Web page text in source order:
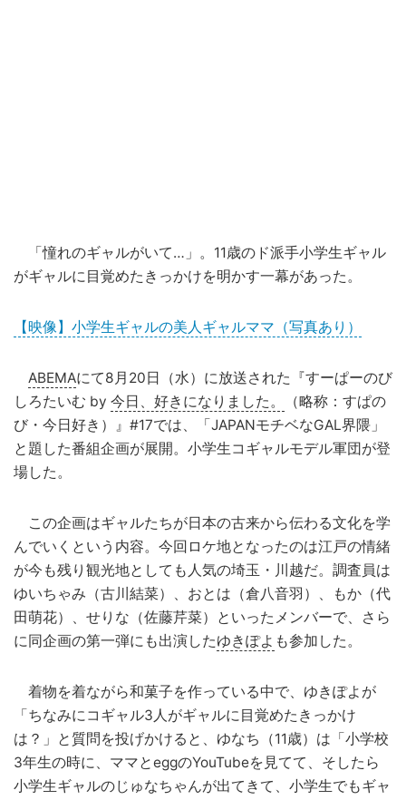
「憧れのギャルがいて…」。11歳のド派手小学生ギャル
がギャルに目覚めたきっかけを明かす一幕があった。
【映像】小学生ギャルの美人ギャルママ（写真あり）
ABEMAにて8月20日（水）に放送された『すーぱーのび
しろたいむ by 今日、好きになりました。
（略称：すぱの
び・今日好き）』#17では、「JAPANモチベなGAL界隈」
と題した番組企画が展開。小学生コギャルモデル軍団が登
場した。
この企画はギャルたちが日本の古来から伝わる文化を学
んでいくという内容。今回ロケ地となったのは江戸の情緒
が今も残り観光地としても人気の埼玉・川越だ。調査員は
ゆいちゃみ（古川結菜）、おとは（倉八音羽）、もか（代
田萌花）、せりな（佐藤芹菜）といったメンバーで、さら
に同企画の第一弾にも出演したゆきぽよ も参加した。
着物を着ながら和菓子を作っている中で、ゆきぽよが
「ちなみにコギャル3人がギャルに目覚めたきっかけ
は？」と質問を投げかけると、ゆなち（11歳）は「小学校
3年生の時に、ママとeggのYouTubeを見てて、そしたら
小学生ギャルのじゅなちゃんが出てきて、小学生でもギャ